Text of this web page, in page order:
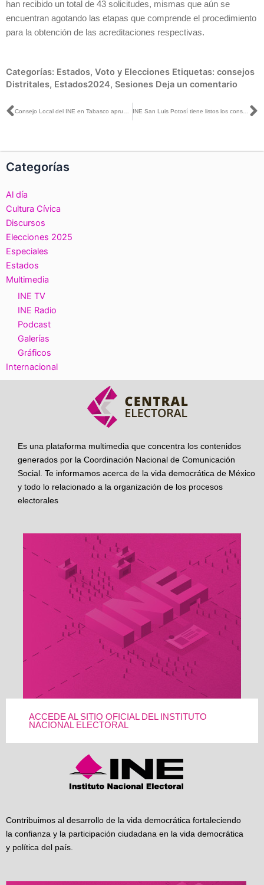
han recibido un total de 43 solicitudes, mismas que aún se
encuentran agotando las etapas que comprende el procedimiento
para la obtención de las acreditaciones respectivas.
Categorías: Estados, Voto y Elecciones Etiquetas: consejos
Distritales, Estados2024, Sesiones Deja un comentario
Ant INE San Luis Potosí tiene listos los consejos distritales de los procesos electorales 2023-2024 y 2026-2027
Categorías
Al día
Cultura Cívica
Discursos
Elecciones 2025
Especiales
Estados
Multimedia
INE TV
INE Radio
Podcast
Galerías
Gráficos
Internacional
Es una plataforma multimedia que concentra los contenidos
generados por la Coordinación Nacional de Comunicación
Social. Te informamos acerca de la vida democrática de México
y todo lo relacionado a la organización de los procesos
electorales
ACCEDE AL SITIO OFICIAL DEL INSTITUTO
NACIONAL ELECTORAL
Contribuimos al desarrollo de la vida democrática fortaleciendo
la confianza y la participación ciudadana en la vida democrática
y política del país.